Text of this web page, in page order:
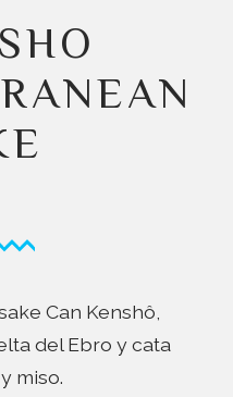
Can Kenshô,
del Ebro y cata
miso.